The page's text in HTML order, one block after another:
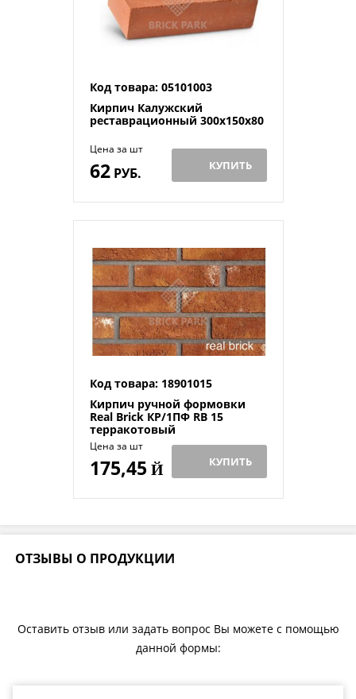
Код товара: 05101003
Кирпич Калужский
реставрационный 300х150х80
Цена за шт
62РУБ. КУПИТЬ
Код товара: 18901015
Кирпич ручной формовки
Real Brick КР/1ПФ RB 15
терракотовый
Цена за шт
175,45 Й КУПИТЬ
ОТЗЫВЫ О ПРОДУКЦИИ
Оставить отзыв или задать вопрос Вы можете с помощью
данной формы: